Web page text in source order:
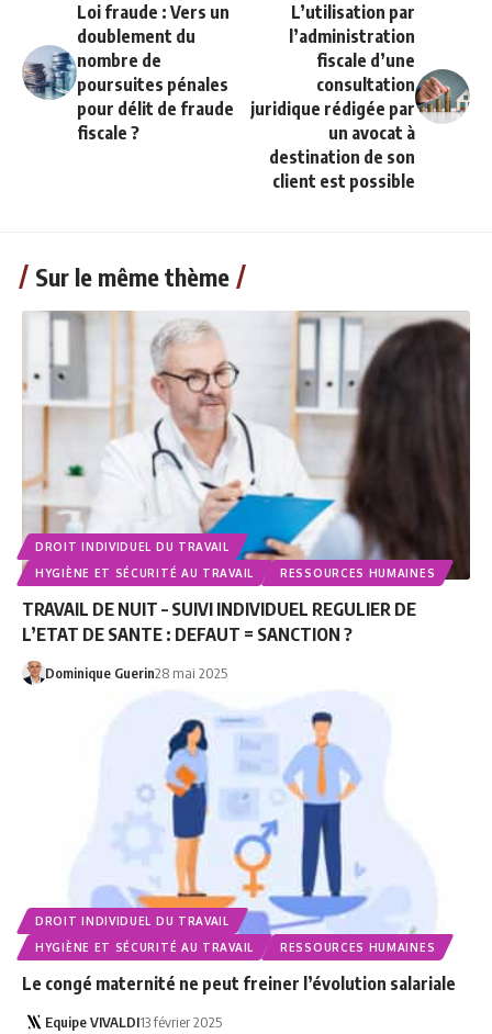
Loi fraude : Vers un
doublement du
nombre de
poursuites pénales
pour délit de fraude
fiscale ?
L’utilisation par
l’administration
fiscale d’une
consultation
juridique rédigée par
un avocat à
destination de son
client est possible
Sur le même thème
DROIT INDIVIDUEL DU TRAVAIL
HYGIÈNE ET SÉCURITÉ AU TRAVAIL
RESSOURCES HUMAINES
TRAVAIL DE NUIT – SUIVI INDIVIDUEL REGULIER DE
L’ETAT DE SANTE : DEFAUT = SANCTION ?
Dominique Guerin28 mai 2025
DROIT INDIVIDUEL DU TRAVAIL
HYGIÈNE ET SÉCURITÉ AU TRAVAIL
RESSOURCES HUMAINES
Le congé maternité ne peut freiner l’évolution salariale
Equipe VIVALDI13 février 2025